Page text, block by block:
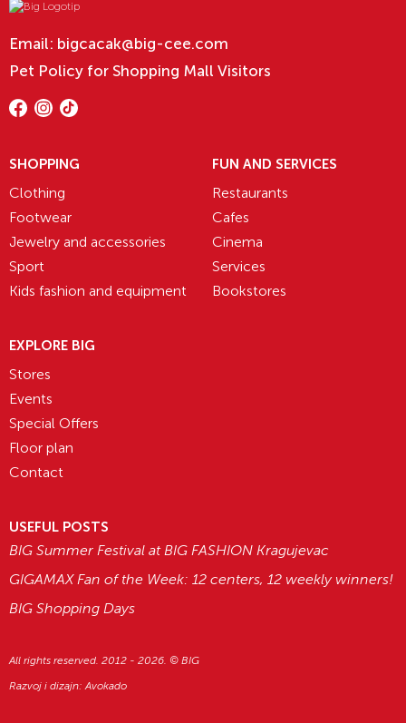
Email: bigcacak@big-cee.com
Pet Policy for Shopping Mall Visitors
SHOPPING
Clothing
Footwear
Jewelry and accessories
Sport
Kids fashion and equipment
FUN AND SERVICES
Restaurants
Cafes
Cinema
Services
Bookstores
EXPLORE BIG
Stores
Events
Special Offers
Floor plan
Contact
USEFUL POSTS
BIG Summer Festival at BIG FASHION Kragujevac
GIGAMAX Fan of the Week: 12 centers, 12 weekly winners!
BIG Shopping Days
All rights reserved. 2012 - 2026. © BIG
Razvoj i dizajn:Avokado